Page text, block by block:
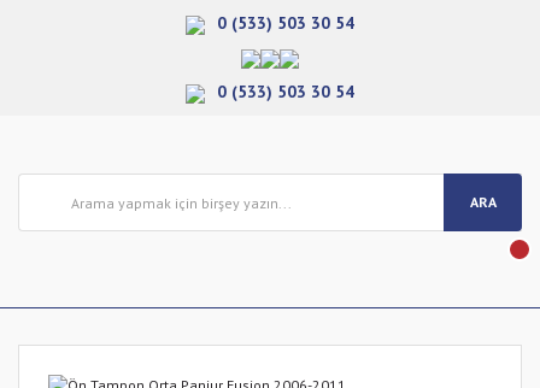
0 (533) 503 30 54
0 (533) 503 30 54
ARA